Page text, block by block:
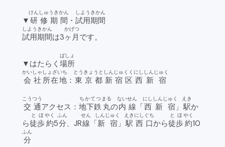
▼ 研修期間
けんしゅうきかん
・試用期間
しようきかん
試用
しよう
期間
きかん
は3ヶ月
かげつ
です。
▼はたらく場所
ばしょ
会社
かいしゃ
所在地
しょざいち
： 東京都
とうきょうと
新宿区
しんじゅくく
西
にし
新宿
しんじゅく
交通
こうつう
アクセス：地下鉄
ちかてつ
丸
まる
の内線
ないせん
「西
にし
新宿
しんじゅく
」駅
えき
か
ら徒歩
とほ
約
やく
5分
ふん
、JR線
せん
「新宿
しんじゅく
」駅
えき
西口
にしぐち
から徒歩
とほ
約
やく
10
分
ふん